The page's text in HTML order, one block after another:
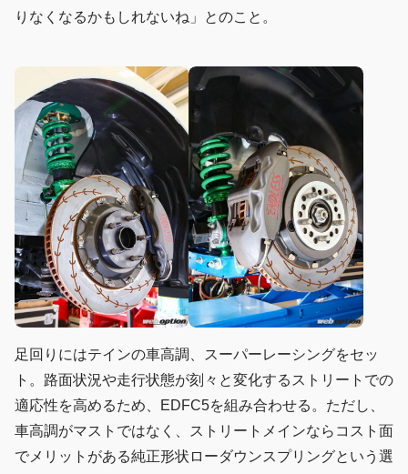
りなくなるかもしれないね」とのこと。
足回りにはテインの車高調、スーパーレーシングをセッ
ト。路面状況や走行状態が刻々と変化するストリートでの
適応性を高めるため、EDFC5を組み合わせる。ただし、
車高調がマストではなく、ストリートメインならコスト面
でメリットがある純正形状ローダウンスプリングという選